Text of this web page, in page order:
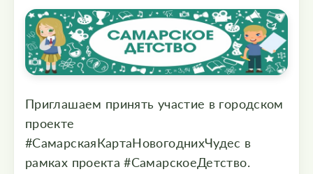
Приглашаем принять участие в городском
проекте
#СамарскаяКартаНовогоднихЧудес в
рамках проекта #СамарскоеДетство.